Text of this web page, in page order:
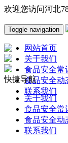
欢迎您访问河北
Toggle navigation
网站首页
关于我们
食品安全常
食品安全动
联系我们
快捷导航
关于我们
食品安全常
食品安全动
联系我们